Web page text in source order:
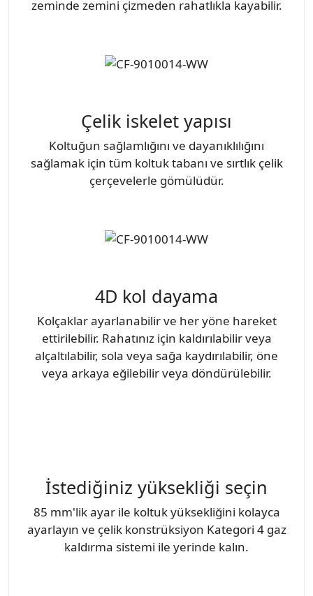
zeminde zemini çizmeden rahatlıkla kayabilir.
Çelik iskelet yapısı
Koltuğun sağlamlığını ve dayanıklılığını
sağlamak için tüm koltuk tabanı ve sırtlık çelik
çerçevelerle gömülüdür.
4D kol dayama
Kolçaklar ayarlanabilir ve her yöne hareket
ettirilebilir. Rahatınız için kaldırılabilir veya
alçaltılabilir, sola veya sağa kaydırılabilir, öne
veya arkaya eğilebilir veya döndürülebilir.
İstediğiniz yüksekliği seçin
85 mm'lik ayar ile koltuk yüksekliğini kolayca
ayarlayın ve çelik konstrüksiyon Kategori 4 gaz
kaldırma sistemi ile yerinde kalın.